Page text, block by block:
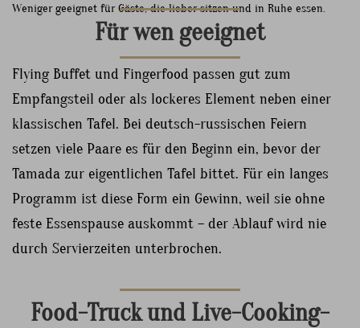
Weniger geeignet für Gäste, die lieber sitzen und in Ruhe essen.
Für wen geeignet
Flying Buffet und Fingerfood passen gut zum
Empfangsteil oder als lockeres Element neben einer
klassischen Tafel. Bei deutsch-russischen Feiern
setzen viele Paare es für den Beginn ein, bevor der
Tamada zur eigentlichen Tafel bittet. Für ein langes
Programm ist diese Form ein Gewinn, weil sie ohne
feste Essenspause auskommt – der Ablauf wird nie
durch Servierzeiten unterbrochen.
Food-Truck und Live-Cooking-